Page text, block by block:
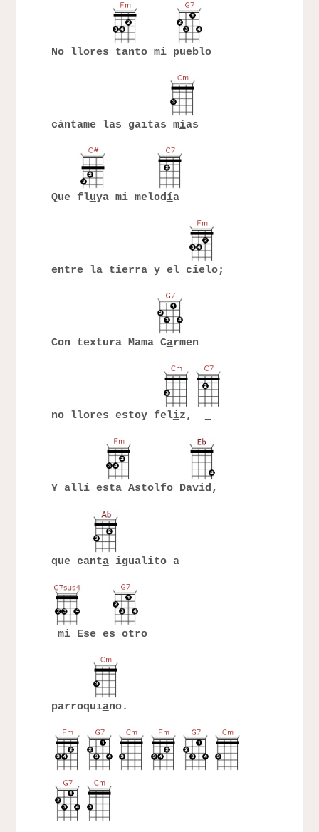
No llores tanto mi pueblo
cántame las gaitas mías
Que fluya mi melodía
entre la tierra y el cielo;
Con textura Mama Carmen
no llores estoy feliz,
Y allí estaAstolfo David,
que cantaigualito a
miEse es otro
parroquiano.